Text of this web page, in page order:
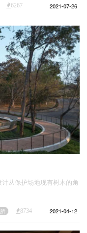
CBD规划。
6267 2021-07-26
从保护场地现有树木的角
8734 2021-04-12